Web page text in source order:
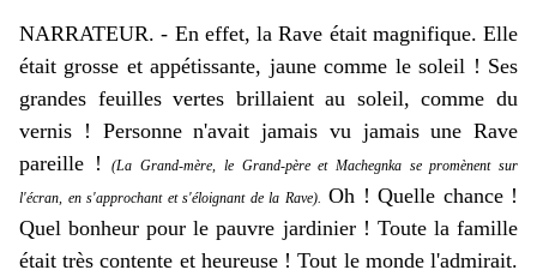
NARRATEUR. - En effet, la Rave était magnifique. Elle
était grosse et appétissante, jaune comme le soleil ! Ses
grandes feuilles vertes brillaient au soleil, comme du
vernis ! Personne n'avait jamais vu jamais une Rave
pareille !(La Grand-mère, le Grand-père et Machegnka se promènent sur
l'écran, en s'approchant et s'éloignant de la Rave). Oh ! Quelle chance !
Quel bonheur pour le pauvre jardinier ! Toute la famille
était très contente et heureuse ! Tout le monde l'admirait.